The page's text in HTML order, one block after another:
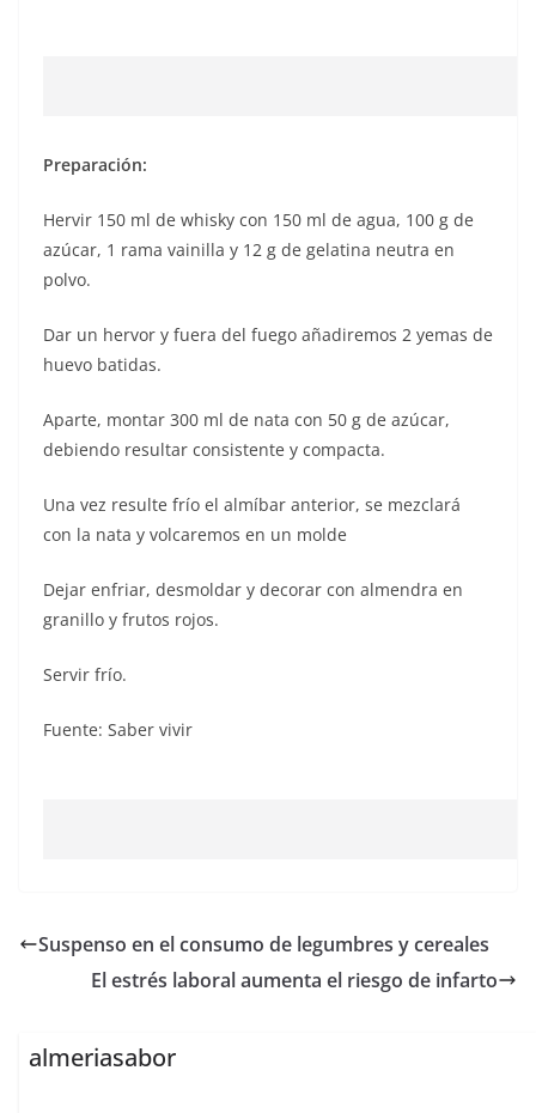
Preparación:
Hervir 150 ml de whisky con 150 ml de agua, 100 g de
azúcar, 1 rama vainilla y 12 g de gelatina neutra en
polvo.
Dar un hervor y fuera del fuego añadiremos 2 yemas de
huevo batidas.
Aparte, montar 300 ml de nata con 50 g de azúcar,
debiendo resultar consistente y compacta.
Una vez resulte frío el almíbar anterior, se mezclará
con la nata y volcaremos en un molde
Dejar enfriar, desmoldar y decorar con almendra en
granillo y frutos rojos.
Servir frío.
Fuente: Saber vivir
Suspenso en el consumo de legumbres y cereales
El estrés laboral aumenta el riesgo de infarto
almeriasabor